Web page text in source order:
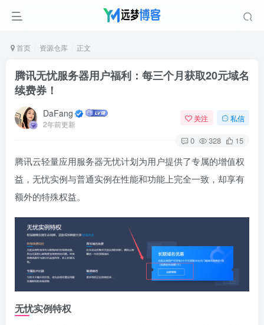
首页 资源仓库 正文
腾讯无忧服务器用户福利：每三个月获取20元域名
续费券！
DaFang
2年前更新
关注 私信
0 328 15
腾讯云轻量应用服务器无忧计划为用户提供了专属的增值权
益，无忧实例与普通实例在性能和功能上完全一致，却享有
额外的特殊权益。
无忧实例特权